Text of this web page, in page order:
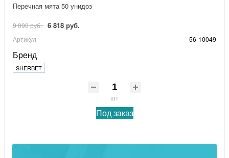
Перечная мята 50 унидоз
9 090 руб. 6 818 руб.
Артикул 56-10049
Бренд
SHERBET
шт
Под заказ